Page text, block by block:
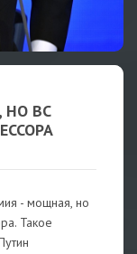
ВС
- мощная, но
Такое